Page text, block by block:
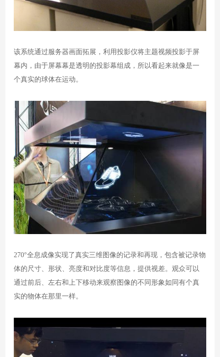
该系统通过服务器画面拓展，利用投影仪将主题视频投影于屏
幕内，由于屏幕幕是透明的投影幕组成，所以看起来就像是一
个真实的球体在运动。
270°全息成像实现了真实三维图像的记录和再现，包含被记录物
体的尺寸、形状、亮度和对比度等信息，提供视差。观众可以
通过前后、左右和上下移动来观察图像的不同形象如同有个真
实的物体在那里一样。